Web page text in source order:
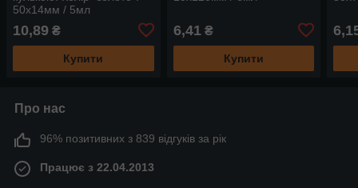
50х14мм / 5мл
10,89 ₴
Купити
6,41₴
Купити
Про нас
96% позитивних з 839 відгуків за рік
Працює з 22.04.2013